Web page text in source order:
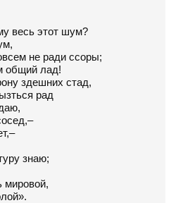
весь этот шум?
не ради ссоры;
общий лад!
здешних стад,
рад
знаю;
мировой,